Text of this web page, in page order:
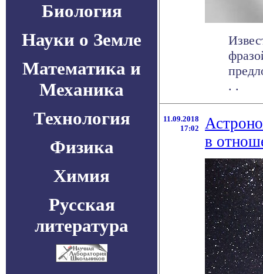
Биология
Науки о Земле
Математика и
Механика
Технология
Физика
Химия
Русская
литература
. .
11.09.2018
17:02
в